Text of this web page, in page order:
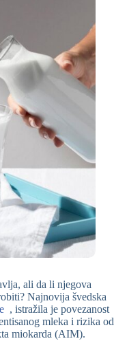
ali da li njegova
Najnovija švedska
, istražila je povezanost
mleka i rizika od
miokarda (AIM).